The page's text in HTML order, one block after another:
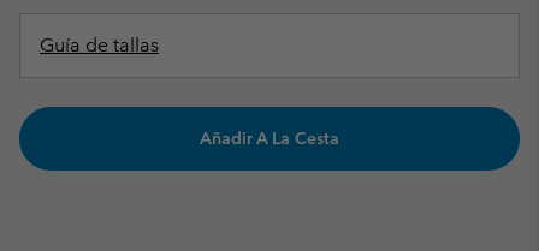
Guía de tallas
Añadir A La Cesta